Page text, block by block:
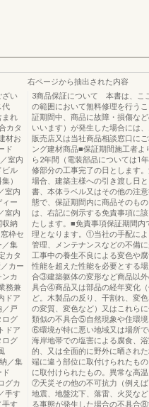
ざい
代
まれ
カタ
材お
ド
室内
ビル
）
室内
ー
室内
収納
枠セ
／集
カタ
カー
カ
務兼
ドア
／戸
ログ
ドア
ログ
／集
ド
グカ
手す
手す
右ページから抽出された内容
3商品保証について 本書は、こ
の範囲において無料修理を行う
証期間中、商品に故障・損傷な
いいます）が発生した場合には
販売店又は当社商品相談窓口に
ング建材商品■保証期間施工者
ら2年間（電装部品については1
修部分の工事完了の日とします
場合、建築主様への引き渡し日
書、本体ラベル又はその他の注
態で、保証期間内に商品そのも
は、右記に例示する免責事項に
たします。■免責事項保証期間
理となります。①当社の手配によ
管理、メンテナンスなどの不備
工事中の養生不良による変色や
性能を超えた性能を必要とする
合③建築躯体の変形など商品以
具合④商品又は部品の経年変化
ど。木製品の反り、干割れ、変
の変質、変色など）又はこれら
類似の不具合⑤自然現象や住環
⑥環境が特に悪い地域又は場所で
海岸地帯での塩害による腐食、
的、又は全面的に野外に晒され
端に違う部位に取付けられたも
に取付けられたもの。異常な高
⑦天災その他の不可抗力（例えば
地震、地盤沈下、落雷、火災な
る事態が発生した場合の不具合